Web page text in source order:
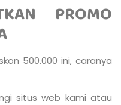
PROMO
500.000 ini, caranya
situs web kami atau